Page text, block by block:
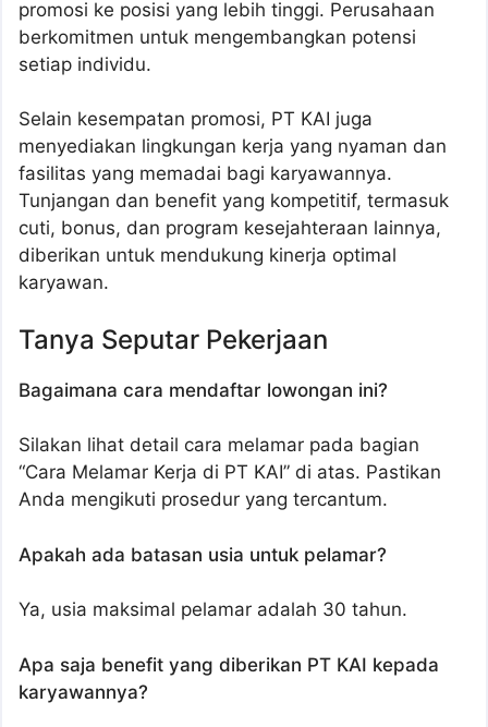
promosi ke posisi yang lebih tinggi. Perusahaan
berkomitmen untuk mengembangkan potensi
setiap individu.
Selain kesempatan promosi, PT KAI juga
menyediakan lingkungan kerja yang nyaman dan
fasilitas yang memadai bagi karyawannya.
Tunjangan dan benefit yang kompetitif, termasuk
cuti, bonus, dan program kesejahteraan lainnya,
diberikan untuk mendukung kinerja optimal
karyawan.
Tanya Seputar Pekerjaan
Bagaimana cara mendaftar lowongan ini?
Silakan lihat detail cara melamar pada bagian
“Cara Melamar Kerja di PT KAI” di atas. Pastikan
Anda mengikuti prosedur yang tercantum.
Apakah ada batasan usia untuk pelamar?
Ya, usia maksimal pelamar adalah 30 tahun.
Apa saja benefit yang diberikan PT KAI kepada
karyawannya?